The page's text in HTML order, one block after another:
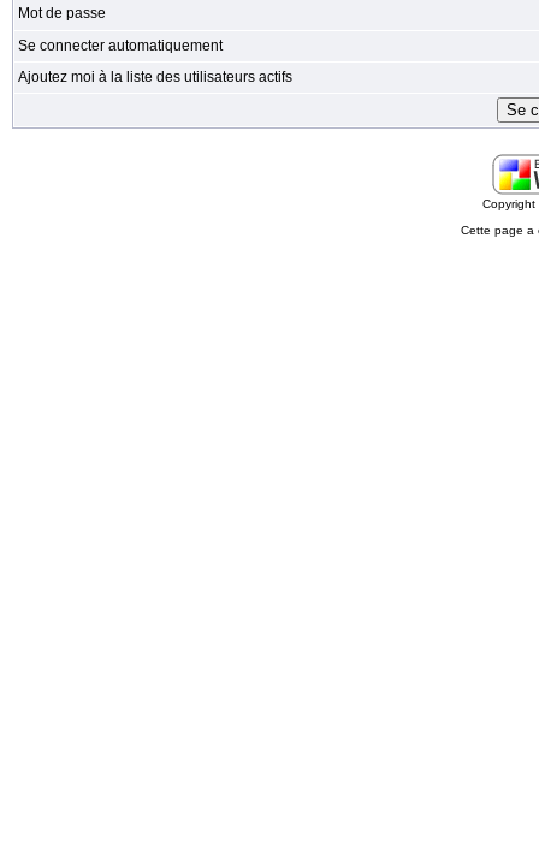
Mot de passe
Se connecter automatiquement
Ajoutez moi à la liste des utilisateurs actifs
Cette page a